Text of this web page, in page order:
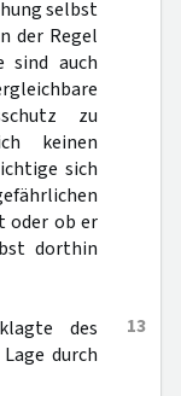
selbst
der Regel
sind auch
zu
keinen
sich
oder ob er
dorthin
13
des
durch